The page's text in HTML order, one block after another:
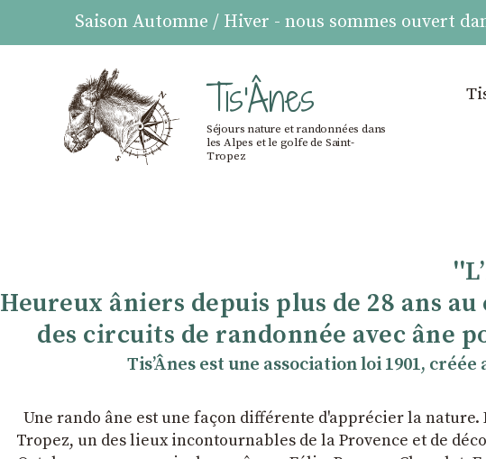
Saison Automne / Hiver - nous sommes ouvert
Tis'Ânes
Séjours nature et randonnées dans
les Alpes et le golfe de Saint-
Tropez
Heureux âniers depuis plus de 28 ans
des circuits de randonnée avec âne
TisʼÂnes est une association loi 1901,
Une rando âne est une façon différente d'apprécier la
Tropez, un des lieux incontournables de la Provence et de